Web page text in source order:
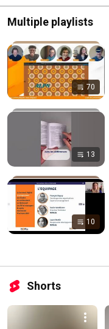
Multiple playlists
70
13
10
Shorts